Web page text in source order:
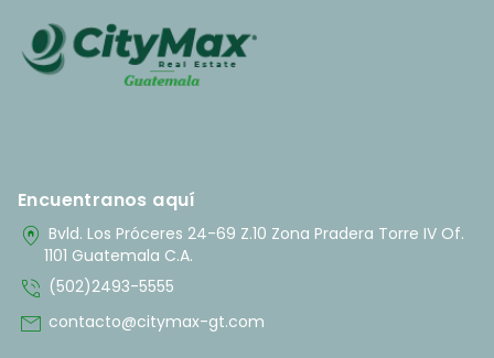
Encuentranos aquí
home_pin Bvld. Los Próceres 24-69 Z.10 Zona Pradera Torre IV Of.
1101 Guatemala C.A.
phone_in_talk (502)2493-5555
mail contacto@citymax-gt.com